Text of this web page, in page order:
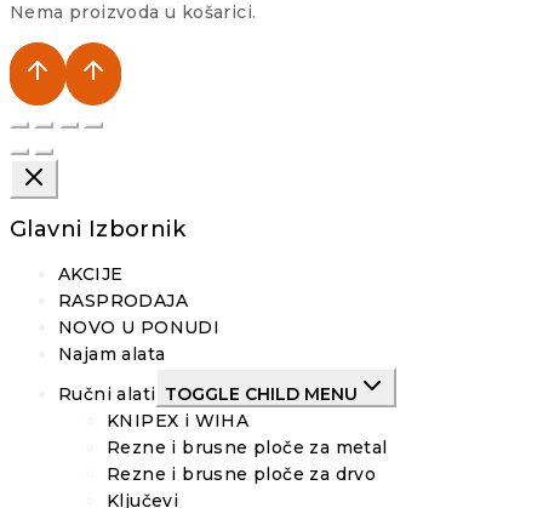
Nema proizvoda u košarici.
Glavni Izbornik
AKCIJE
RASPRODAJA
NOVO U PONUDI
Najam alata
Ručni alati TOGGLE CHILD MENU
KNIPEX i WIHA
Rezne i brusne ploče za metal
Rezne i brusne ploče za drvo
Ključevi